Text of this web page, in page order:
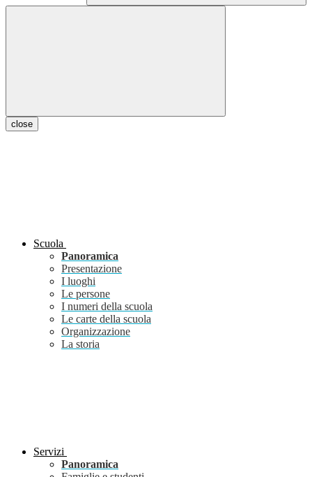
close
Scuola
Panoramica
Presentazione
I luoghi
Le persone
I numeri della scuola
Le carte della scuola
Organizzazione
La storia
Servizi
Panoramica